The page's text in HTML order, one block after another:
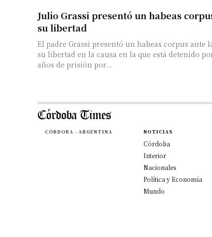
Julio Grassi presentó un habeas
su libertad
El padre Grassi presentó un habeas corpus ante
su libertad en la causa en la que está detenido
años de prisión por...
CÓRDOBA - ARGENTINA NOTICIAS
Córdoba
Interior
Nacionales
Política y Economía
Mundo